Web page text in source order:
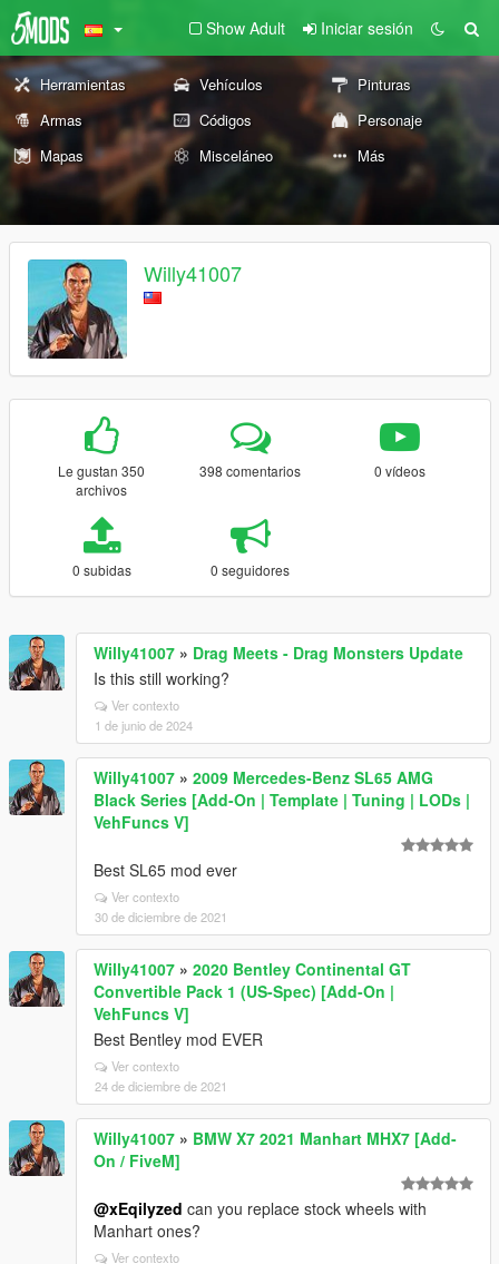
Show Adult Iniciar sesión
Herramientas Vehículos
Pinturas
Armas
Códigos
Personaje
Mapas
Misceláneo Más
Willy41007
Le gustan 350
archivos
398 comentarios 0 vídeos
0 subidas 0 seguidores
Willy41007 » Drag Meets - Drag Monsters Update
Is this still working?
Ver contexto
1 de junio de 2024
Willy41007 » 2009 Mercedes-Benz SL65 AMG
Black Series [Add-On | Template | Tuning | LODs |
VehFuncs V]
Best SL65 mod ever
Ver contexto
30 de diciembre de 2021
Willy41007 » 2020 Bentley Continental GT
Convertible Pack 1 (US-Spec) [Add-On |
VehFuncs V]
Best Bentley mod EVER
Ver contexto
24 de diciembre de 2021
Willy41007 » BMW X7 2021 Manhart MHX7 [Add-
On / FiveM]
@xEqilyzed can you replace stock wheels with
Manhart ones?
Ver contexto